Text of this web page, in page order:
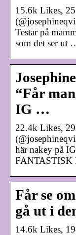
15.6k Likes,
Testar på
som det ser ut
“Får
IG …
22.4k Likes,
här nakey på
FANTASTISK
Får se
gå ut i
14.6k Likes,